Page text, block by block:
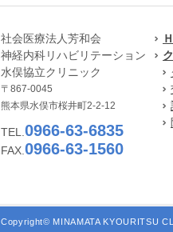
社会医療法人芳和会
神経内科リハビリテーション
水俣協立クリニック
〒867-0045
熊本県水俣市桜井町2-2-12
TEL. 0966-63-6835
FAX. 0966-63-1560
Copyright© MINAMATA KYOURITSU